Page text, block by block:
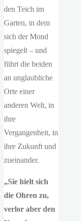
den Teich im
Garten, in dem
sich der Mond
spiegelt – und
führt die beiden
an unglaubliche
Orte einer
anderen Welt, in
ihre
Vergangenheit, in
ihre Zukunft und
zueinander.
„Sie hielt sich
die Ohren zu,
verlor aber den